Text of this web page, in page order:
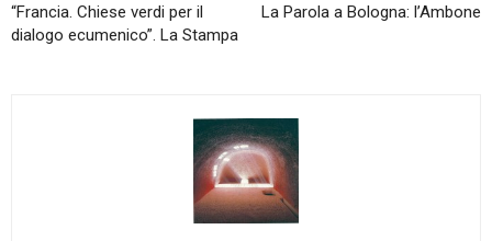
“Francia. Chiese verdi per il
dialogo ecumenico”. La Stampa
La Parola a Bologna: l’Ambone